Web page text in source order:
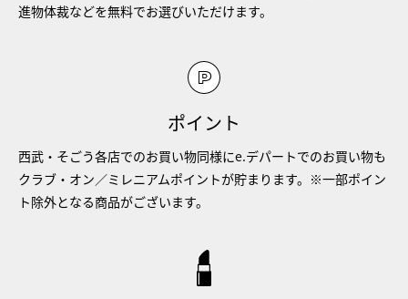
進物体裁などを無料でお選びいただけます。
ポイント
西武・そごう各店でのお買い物同様にe.デパートでのお買い物も
クラブ・オン／ミレニアムポイントが貯まります。※一部ポイン
ト除外となる商品がございます。